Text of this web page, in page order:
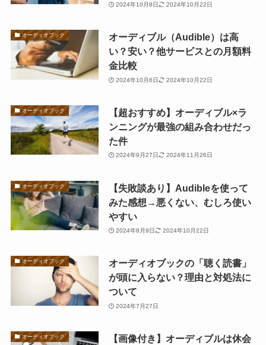
2024年10月8日 2024年10月22日
オーディオブック
オーディブル（Audible）は高
い？安い？他サービスとの月額料
金比較
2024年10月6日 2024年10月22日
オーディオブック
【超おすすめ】オーディブル×ラ
ンニングが最強の組み合わせだっ
た件
2024年9月27日 2024年11月26日
オーディオブック
【失敗談あり】Audibleを使って
みた感想→悪くない、むしろ使い
やすい
2024年8月9日 2024年10月22日
オーディオブック
オーディオブックの「聴く読書」
が頭に入らない？理由と対処法に
ついて
2024年7月27日
オーディオブック
【画像付き】オーディブルは休会